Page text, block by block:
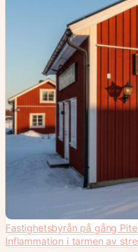
Fastighetsbyrån på gång
Inflammation i tarmen av